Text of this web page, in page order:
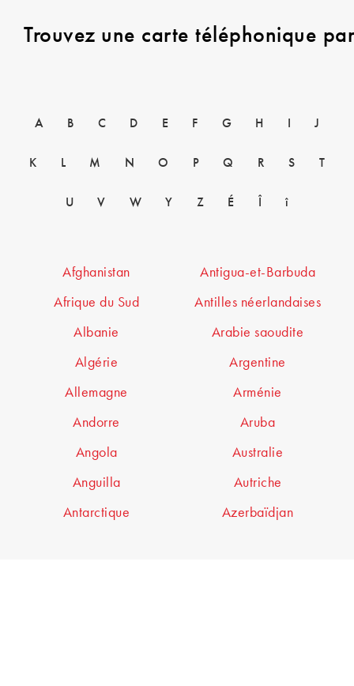
Trouvez une carte téléphonique
A B C D E F G H J
K L M N O P Q R S T
U V W Y Z É î
Afghanistan
Afrique du Sud
Albanie
Algérie
Allemagne
Andorre
Angola
Anguilla
Antarctique
Antigua-et-Barbuda
Antilles néerlandaises
Arabie saoudite
Argentine
Arménie
Aruba
Australie
Autriche
Azerbaïdjan